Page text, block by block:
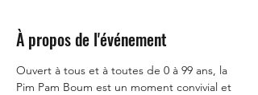
À propos de l'événement
Ouvert à tous et à toutes de 0 à 99 ans, la
Pim Pam Boum est un moment convivial et